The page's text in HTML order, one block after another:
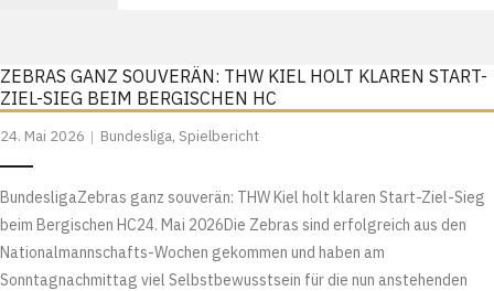
ZEBRAS GANZ SOUVERÄN: THW KIEL HOLT KLAREN START-
ZIEL-SIEG BEIM BERGISCHEN HC
24. Mai 2026 Bundesliga, Spielbericht
BundesligaZebras ganz souverän: THW Kiel holt klaren Start-Ziel-Sieg
beim Bergischen HC24. Mai 2026Die Zebras sind erfolgreich aus den
Nationalmannschafts-Wochen gekommen und haben am
Sonntagnachmittag viel Selbstbewusstsein für die nun anstehenden